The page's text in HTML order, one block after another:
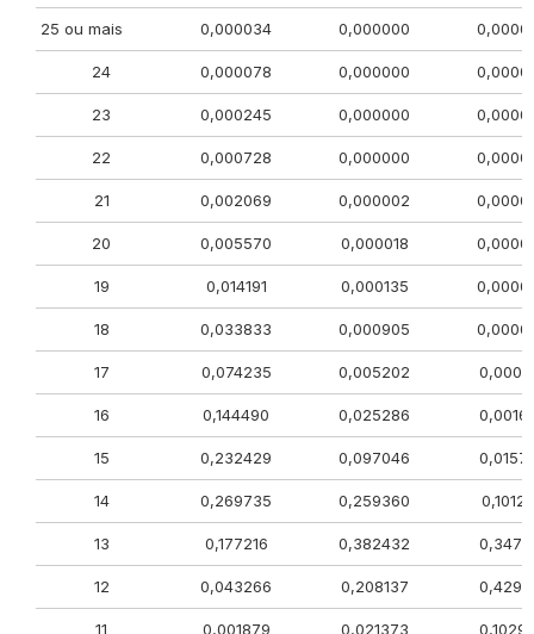
25 ou mais 0,000034 0,000000
24 0,000078 0,000000
23 0,000245 0,000000
22 0,000728 0,000000
21 0,002069 0,000002
20 0,005570 0,000018
19 0,014191 0,000135
18 0,033833 0,000905
17 0,074235 0,005202
16 0,144490 0,025286
15 0,232429 0,097046
14 0,269735 0,259360
13 0,177216 0,382432
12 0,043266 0,208137
11 0,001879 0,021373